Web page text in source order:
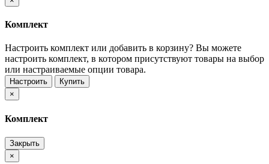
Комплект
Настроить комплект или добавить в корзину? Вы можете
настроить комплект, в котором присутствуют товары на выбор
или настраиваемые опции товара.
Настроить
Купить
×
Комплект
Закрыть
×